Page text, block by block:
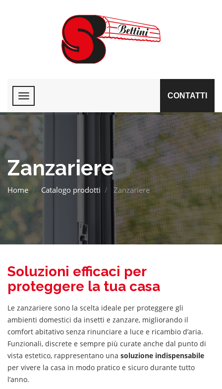
CONTATTI
Zanzariere
Home Catalogo prodotti Zanzariere
Soluzioni efficaci per
proteggere la tua casa
Le zanzariere sono la scelta ideale per proteggere gli
ambienti domestici da insetti e zanzare, migliorando il
comfort abitativo senza rinunciare a luce e ricambio d’aria.
Funzionali, discrete e sempre più curate anche dal punto di
vista estetico, rappresentano una soluzione indispensabile
per vivere la casa in modo pratico e sicuro durante tutto
l’anno.